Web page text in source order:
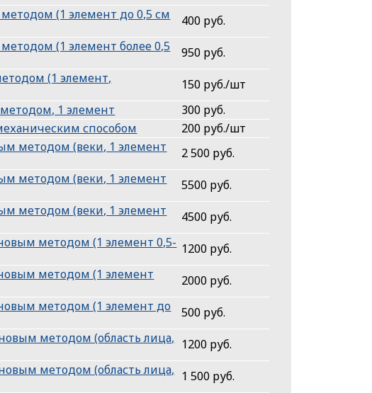
(1 элемент до 0,5 см
400 руб.
(1 элемент более 0,5
950 руб.
(1 элемент,
150 руб./шт
1 элемент
300 руб.
способом
200 руб./шт
методом (веки, 1 элемент
2 500 руб.
методом (веки, 1 элемент
5500 руб.
методом (веки, 1 элемент
4500 руб.
методом (1 элемент 0,5- 1200 руб.
методом (1 элемент
2000 руб.
методом (1 элемент до
500 руб.
методом (область лица, 1200 руб.
методом (область лица, 1 500 руб.